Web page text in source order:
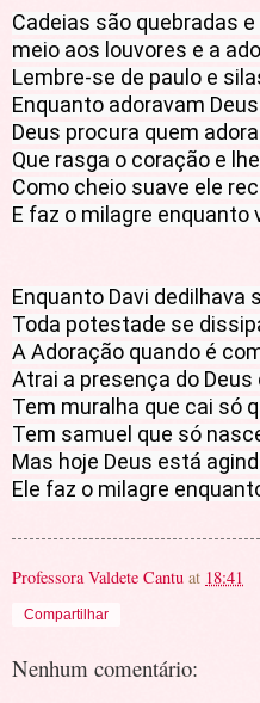
Cadeias são quebradas
meio aos louvores e a
Lembre-se de paulo e
Enquanto adoravam
Deus procura quem
Que rasga o coração e
Como cheio suave ele
E faz o milagre enquanto
Enquanto Davi dedilhava
Toda potestade se
A Adoração quando é
Atrai a presença do Deus
Tem muralha que cai só
Tem samuel que só
Mas hoje Deus está
Ele faz o milagre
Professora Valdete Cantu at 18:41
Compartilhar
Nenhum comentário: